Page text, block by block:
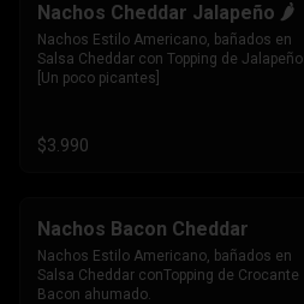
Nachos Cheddar Jalapeño 🌶️
Nachos Estilo Americano, bañados en
Salsa Cheddar con Topping de Jalapeño
[Un poco picantes]
$3.990
Nachos Bacon Cheddar
Nachos Estilo Americano, bañados en
Salsa Cheddar conTopping de Crocante
Bacon ahumado.